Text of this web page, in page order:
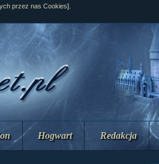
Hogwart Redakcja
przez nas Cookies].